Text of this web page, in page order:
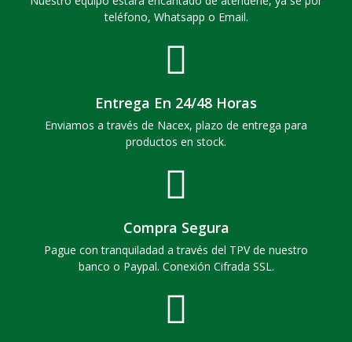
teléfono, Whatsapp o Email.
Entrega En 24/48 Horas
Enviamos a través de Nacex, plazo de entrega para
productos en stock.
Compra Segura
Pague con tranquiladad a través del TPV de nuestro
banco o Paypal. Conexión Cifrada SSL.